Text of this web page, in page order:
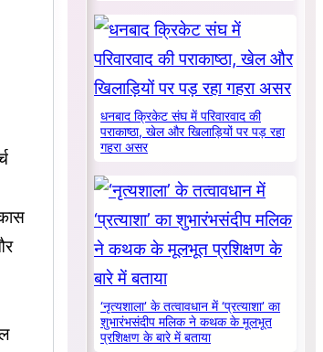
धनबाद क्रिकेट संघ में परिवारवाद की
पराकाष्ठा, खेल और खिलाड़ियों पर पड़ रहा
गहरा असर
‘नृत्यशाला’ के तत्वावधान में ‘प्रत्याशा’ का
शुभारंभसंदीप मलिक ने कथक के मूलभूत
प्रशिक्षण के बारे में बताया